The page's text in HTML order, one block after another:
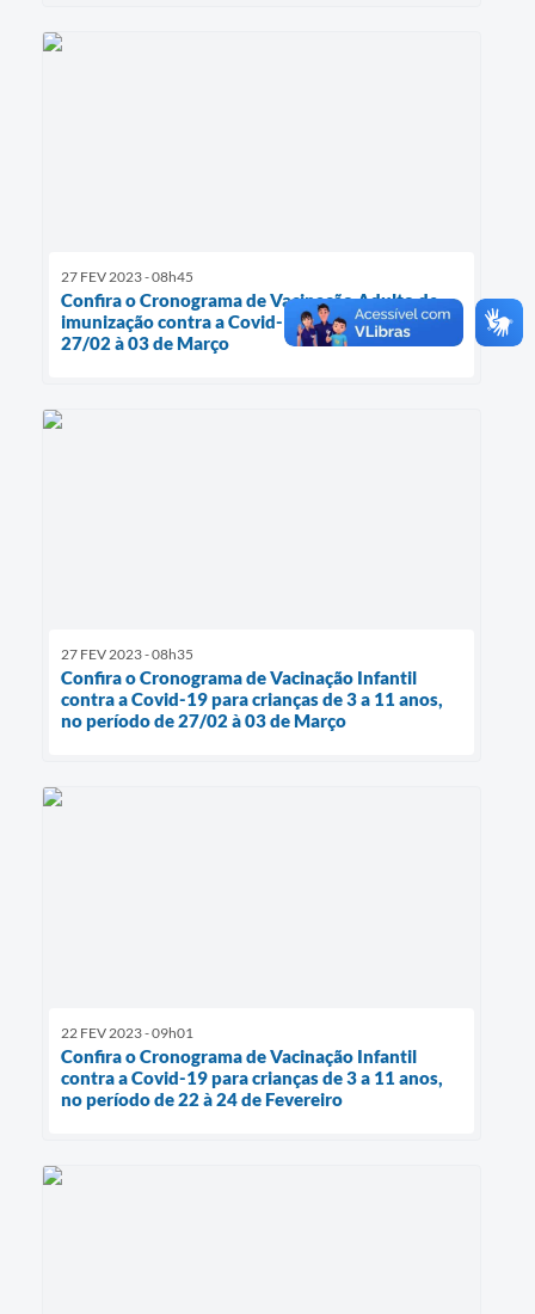
27 FEV 2023 - 08h45
Confira o Cronograma de Vacinação Adulto de
imunização contra a Covid-19 no período de
27/02 à 03 de Março
27 FEV 2023 - 08h35
Confira o Cronograma de Vacinação Infantil
contra a Covid-19 para crianças de 3 a 11 anos,
no período de 27/02 à 03 de Março
22 FEV 2023 - 09h01
Confira o Cronograma de Vacinação Infantil
contra a Covid-19 para crianças de 3 a 11 anos,
no período de 22 à 24 de Fevereiro